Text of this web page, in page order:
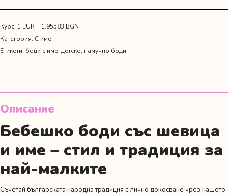
и
шевица
Курс: 1 EUR = 1.95583 BGN
Категория: С име
Етикети: боди с име, детско, памучно боди
Описание
Бебешко боди със шевица
и име – стил и традиция за
най-малките
Съчетай българската народна традиция с лично докосване чрез нашето